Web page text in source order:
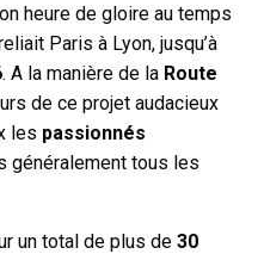
heure de gloire au temps
Paris à Lyon, jusqu’à
. A la manière de la Route
de ce projet audacieux
les passionnés
généralement tous les
un total de plus de30